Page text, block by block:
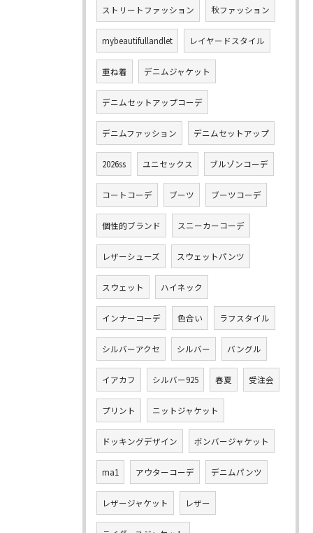
ストリートファッション 秋ファッション
mybeautifullandlet レイヤードスタイル
重ね着 デニムジャケット
デニムセットアップコーデ
デニムファッション デニムセットアップ
2026ss ユニセックス ブルゾンコーデ
コートコーデ ブーツ ブーツコーデ
個性的ブランド スニーカーコーデ
レザーシューズ スウェットパンツ
スウェット ハイネック
インナーコーデ 色合い ラフスタイル
シルバーアクセ シルバー バングル
イアカフ シルバー925 春夏 受注会
プリント ニットジャケット
ドッキングデザイン ボンバージャケット
ma1 アウターコーデ デニムパンツ
レザージャケット レザー